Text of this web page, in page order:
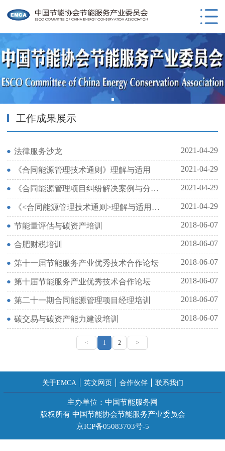
工作成果展示
法律服务沙龙 2021-04-29
《合同能源管理技术通则》理解与适用 2021-04-29
《合同能源管理项目纠纷解决案例与分析》 2021-04-29
《<合同能源管理技术通则>理解与适用》书籍编写启动会暨编委会会议在京召开 2021-04-29
节能量评估与碳资产培训 2018-06-07
合肥财税培训 2018-06-07
第十一届节能服务产业优秀技术合作论坛 2018-06-07
第十届节能服务产业优秀技术合作论坛 2018-06-07
第二十一期合同能源管理项目经理培训 2018-06-07
碳交易与碳资产能力建设培训 2018-06-07
< 1 2 >
关于EMCA 英文网页 合作伙伴 联系我们
主办单位：中国节能服务网
版权所有 中国节能协会节能服务产业委员会
京ICP备05083703号-5